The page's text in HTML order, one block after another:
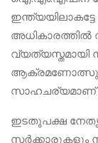
അധികാരത്തിൽ
സാഹചര്യമാണ്
ഇടതുപക്ഷ
സർക്കാരുകളും